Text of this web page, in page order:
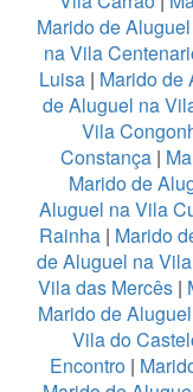
Marido de
na Vila
Luisa | Marido de
de Aluguel na
Vila
Constança|
Marido de
Aluguel na Vila
Rainha | Marido
de Aluguel na
Vila das Mercês |
Marido de
Vila do
Encontro|